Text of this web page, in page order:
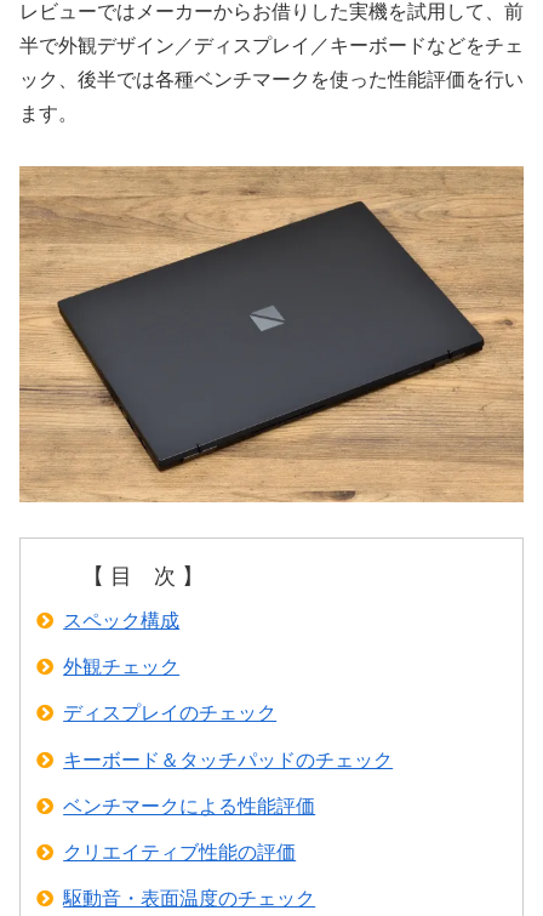
レビューではメーカーからお借りした実機を試用して、前
半で外観デザイン／ディスプレイ／キーボードなどをチェ
ック、後半では各種ベンチマークを使った性能評価を行い
ます。
【 目 次 】
スペック構成
外観チェック
ディスプレイのチェック
キーボード＆タッチパッドのチェック
ベンチマークによる性能評価
クリエイティブ性能の評価
駆動音・表面温度のチェック